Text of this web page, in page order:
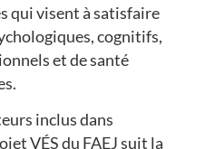
qui visent à satisfaire
cognitifs,
et de santé
inclus dans
VÉS du FAEJ suit la